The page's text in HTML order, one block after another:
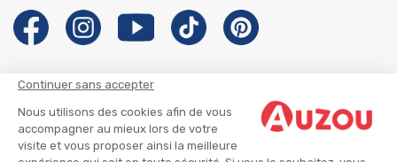
Continuer sans accepter
Nous utilisons des cookies afin de vous
accompagner au mieux lors de votre
visite et vous proposer ainsi la meilleure
Migali
Petite Taupe
Auzou s'engage
Auteurs et illustrateurs Auzou
Suivre mon colis
Infos consommateur
CGU
CGV